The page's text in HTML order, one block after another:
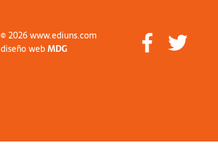
© 2026 www.ediuns.com
diseño webMDG